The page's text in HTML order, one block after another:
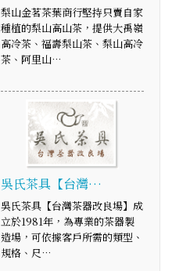
梨山金茗茶葉商行堅持只賣自家
種植的梨山高山茶，提供大禹嶺
高冷茶、福壽梨山茶、梨山高冷
茶、阿里山…
吳氏茶具【台灣…
吳氏茶具【台灣茶器改良場】成
立於1981年，為專業的茶器製
造場，可依據客戶所需的類型、
規格、尺…